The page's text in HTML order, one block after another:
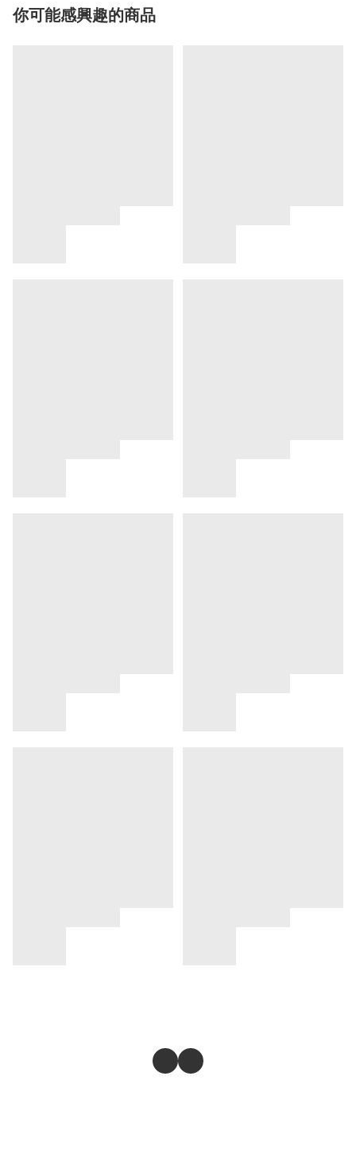
你可能感興趣的商品